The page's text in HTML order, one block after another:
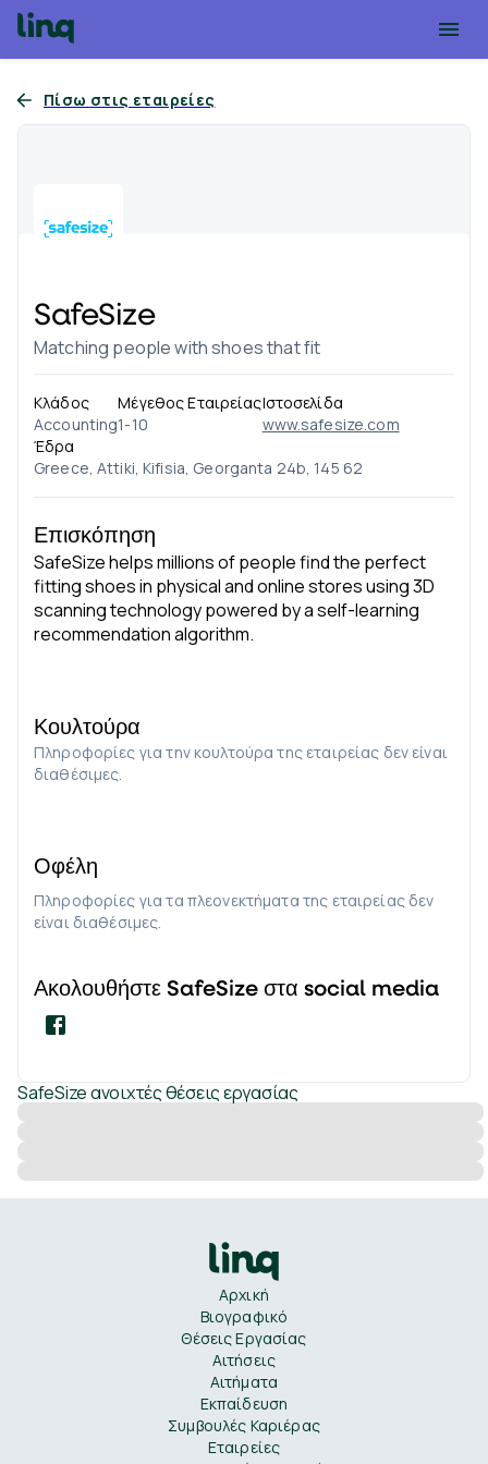
Πίσω στις εταιρείες
SafeSize
Matching people with shoes that fit
Κλάδος
Accounting
Μέγεθος Εταιρείας
1-10
Ιστοσελίδα
www.safesize.com
Έδρα
Greece, Attiki, Kifisia, Georganta 24b, 145 62
Επισκόπηση
SafeSize helps millions of people find the perfect
fitting shoes in physical and online stores using 3D
scanning technology powered by a self-learning
recommendation algorithm.
Κουλτούρα
Πληροφορίες για την κουλτούρα της εταιρείας δεν είναι
διαθέσιμες.
Οφέλη
Πληροφορίες για τα πλεονεκτήματα της εταιρείας δεν
είναι διαθέσιμες.
Ακολουθήστε SafeSize στα social media
SafeSizeανοιχτές θέσεις εργασίας
Αρχική
Βιογραφικό
Θέσεις Εργασίας
Αιτήσεις
Αιτήματα
Εκπαίδευση
Συμβουλές Καριέρας
Εταιρείες